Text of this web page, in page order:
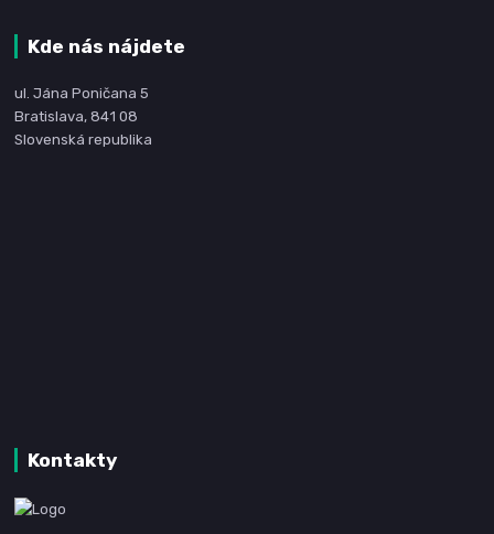
Kde nás nájdete
ul. Jána Poničana 5
Bratislava, 841 08
Slovenská republika
Kontakty